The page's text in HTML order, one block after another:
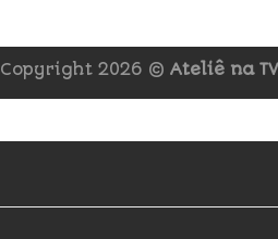
Copyright 2026 © Ateliê na TV